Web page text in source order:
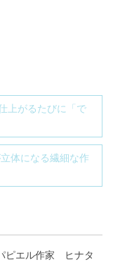
上がるたびに「で
体になる繊細な作
ピエル作家 ヒナタ